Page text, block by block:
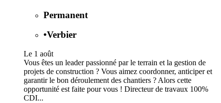
Permanent
•Verbier
Le 1 août
Vous êtes un leader passionné par le terrain et la gestion de
projets de construction ? Vous aimez coordonner, anticiper et
garantir le bon déroulement des chantiers ? Alors cette
opportunité est faite pour vous ! Directeur de travaux 100%
CDI...